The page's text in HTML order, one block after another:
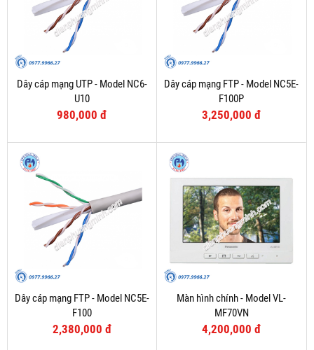
Dây cáp mạng UTP - Model NC6-
U10
980,000 đ
Dây cáp mạng FTP - Model NC5E-
F100P
3,250,000 đ
Dây cáp mạng FTP - Model NC5E-
F100
2,380,000 đ
Màn hình chính - Model VL-
MF70VN
4,200,000 đ